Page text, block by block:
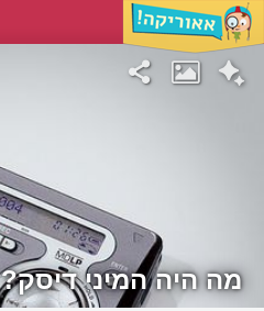
מה היה המיני דיסק?